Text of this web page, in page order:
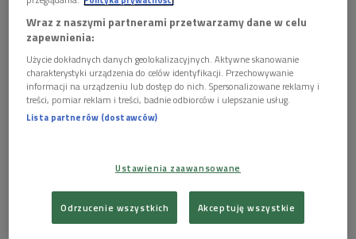
14'46
Wacław Sieroszewski, "Beniowski" - czyta Andrzej
Mastalerz. Fragm. 3. (To się czyta/Dwójka)
 14'29 
Wacław Sieroszewski, "Beniowski" - czyta Andrzej
Wacław Sieroszewski, "Beniowski" - czyta Andrzej
Mastalerz. Fragm. 5. (To się czyta/Dwójka)
Wraz z naszymi partnerami przetwarzamy dane w celu
zapewnienia:
Użycie dokładnych danych geolokalizacyjnych. Aktywne skanowanie
charakterystyki urządzenia do celów identyfikacji. Przechowywanie
informacji na urządzeniu lub dostęp do nich. Spersonalizowane reklamy i
treści, pomiar reklam i treści, badnie odbiorców i ulepszanie usług.
Lista partnerów (dostawców)
Ustawienia zaawansowane
Odrzucenie wszystkich Akceptuję wszystkie